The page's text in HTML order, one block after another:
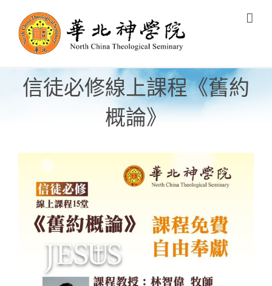
content
信徒必修線上課程《舊約
概論》